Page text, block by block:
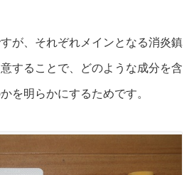
が、それぞれメインとなる消炎鎮
することで、どのような成分を含
を明らかにするためです。